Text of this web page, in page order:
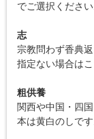
でご選択ください
志
宗教問わず香典
指定ない場合は
粗供養
関西や中国・四
本は黄白のしです